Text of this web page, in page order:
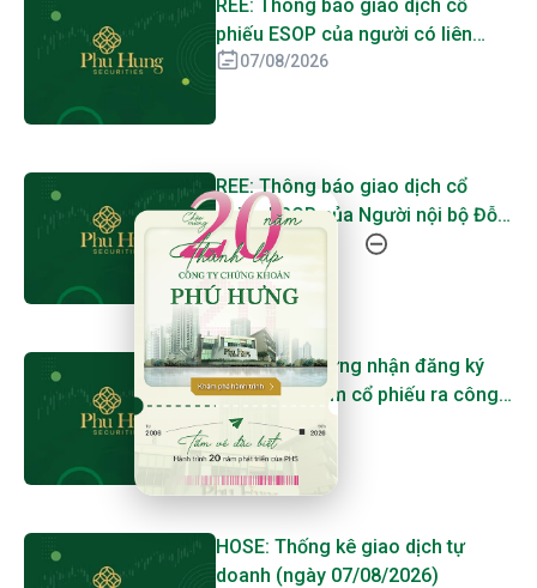
REE: Thông báo giao dịch cổ
phiếu ESOP của người có liên
quan đến Người nội bộ Nguyễn
07/08/2026
REE: Thông báo giao dịch cổ
phiếu ESOP của Người nội bộ Đỗ
Quốc Vĩnh Khang, Hồ Trần Diệu
Linh, Nguyễn Quang Quyền
07/08/2026
RYG: Giấy chứng nhận đăng ký
chào bán thêm cổ phiếu ra công
chúng07/08/2026
HOSE: Thống kê giao dịch tự
doanh (ngày 07/08/2026)
20 Năm Thành Lập - Công Ty Chứng Khoán Phú